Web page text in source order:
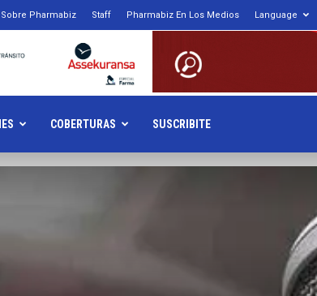
Sobre Pharmabiz Staff Pharmabiz En Los Medios Language
COBERTURAS SUSCRIBITE